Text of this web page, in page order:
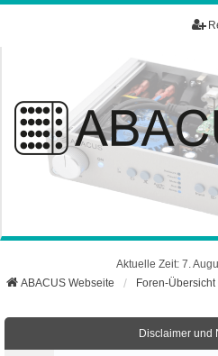
Aktuelle Zeit: 7.
ABACUS Webseite
Foren-Übersicht
Disclaimer und